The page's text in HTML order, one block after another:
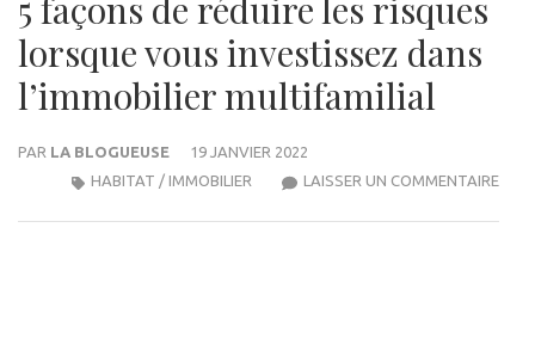
lorsque vous investissez dans
l’immobilier multifamilial
PAR LA BLOGUEUSE
19 JANVIER 2022
LAISSER UN COMMENTAIRE5
HABITAT / IMMOBILIER